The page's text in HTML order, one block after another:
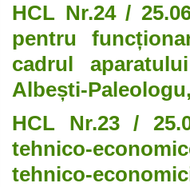
HCL Nr.24 /
pentru
cadrul
Albești-
HCL Nr.23 /
tehnico-
tehnico-